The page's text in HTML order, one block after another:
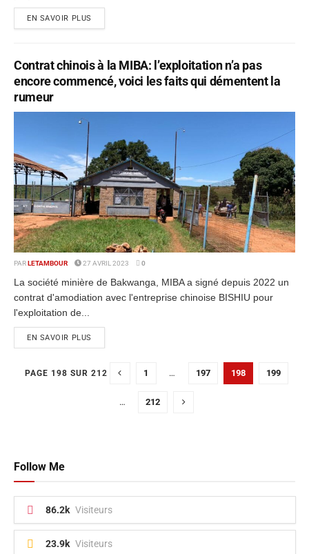
EN SAVOIR PLUS
Contrat chinois à la MIBA: l’exploitation n’a pas
encore commencé, voici les faits qui démentent la
rumeur
PAR LETAMBOUR 27 AVRIL 2023 0
La société minière de Bakwanga, MIBA a signé depuis 2022 un
contrat d'amodiation avec l'entreprise chinoise BISHIU pour
l'exploitation de...
EN SAVOIR PLUS
PAGE 198 SUR 212 1 … 197 198 199
… 212
Follow Me
86.2k Visiteurs
23.9k Visiteurs